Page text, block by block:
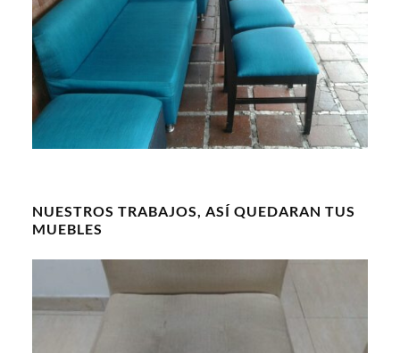
NUESTROS TRABAJOS, ASÍ QUEDARAN TUS
MUEBLES